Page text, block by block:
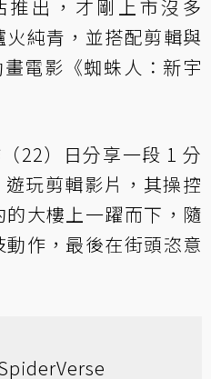
推出，才剛上市沒多
純青，並搭配剪輯與
電影《蜘蛛人：新宇
22）日分享一段 1 分
玩剪輯影片，其操控
大樓上一躍而下，隨
作，最後在街頭恣意